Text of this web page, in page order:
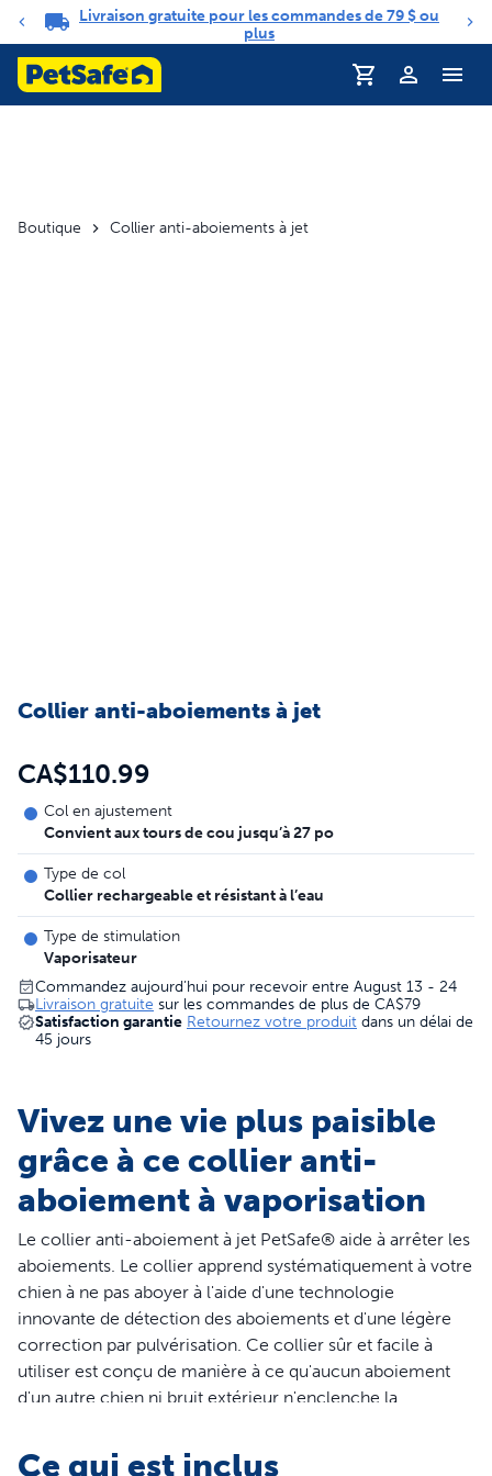
Carrousel de notifications
Livraison gratuite pour les commandes de 79 $ ou
plus
Profil
Boutique Collier anti-aboiements à jet
Collier anti-aboiements à jet
CA$110.99
Col en ajustement
Convient aux tours de cou jusqu’à 27 po
Type de col
Collier rechargeable et résistant à l’eau
Type de stimulation
Vaporisateur
Commandez aujourd’hui pour recevoir entre August 13 - 24
Livraison gratuite sur les commandes de plus de CA$79
Satisfaction garantie Retournez votre produit dans un délai de
45 jours
Vivez une vie plus paisible
grâce à ce collier anti-
aboiement à vaporisation
Le collier anti-aboiement à jet PetSafe® aide à arrêter les
aboiements. Le collier apprend systématiquement à votre
chien à ne pas aboyer à l'aide d'une technologie
innovante de détection des aboiements et d'une légère
correction par pulvérisation. Ce collier sûr et facile à
utiliser est conçu de manière à ce qu'aucun aboiement
d'un autre chien ni bruit extérieur n'enclenche la
2 cartouches de spray dans 2 parfums, inodore et
Ce qui est inclus